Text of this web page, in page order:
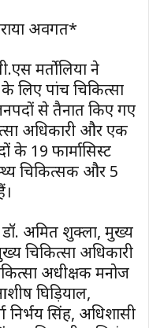
अवगत*
मर्तोलिया ने
लिए पांच चिकित्सा
से तैनात किए गए
अधिकारी और एक
के 19 फार्मासिस्ट
चिकित्सक और 5
डॉ. अमित शुक्ला, मुख्य
चिकित्सा अधिकारी
अधीक्षक मनोज
घिड़ियाल,
निर्भय सिंह, अधिशासी